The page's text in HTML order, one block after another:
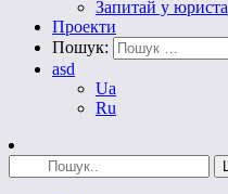
Запитай у юриста
Проекти
Пошук:
asd
Ua
Ru